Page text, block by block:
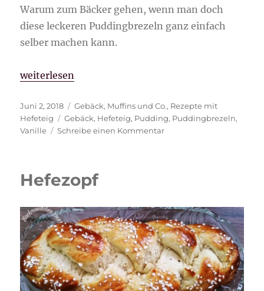
Warum zum Bäcker gehen, wenn man doch
diese leckeren Puddingbrezeln ganz einfach
selber machen kann.
„Puddingbrezeln“
weiterlesen
Veröffentlicht
am
Juni 2, 2018 Kategorien
Gebäck, Muffins und Co., Rezepte mit
Hefeteig
Schlagwörter
Gebäck, Hefeteig, Pudding, Puddingbrezeln,
Vanille
Schreibe einen Kommentarzu
Hefezopf